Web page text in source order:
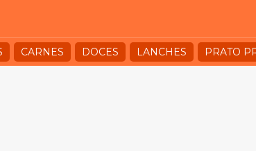
CARNES DOCES LANCHES PRATO